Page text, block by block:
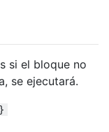
si el bloque no
se ejecutará.